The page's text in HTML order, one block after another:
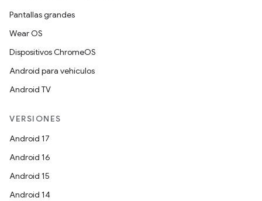
Pantallas grandes
Wear OS
Dispositivos ChromeOS
Android para vehículos
Android TV
VERSIONES
Android 17
Android 16
Android 15
Android 14